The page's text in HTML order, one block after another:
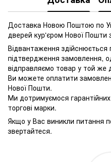
Доставка Новою Поштою по
дверей кур'єром Нової Пошти
Відвантаження
підтвердження замовлення,
відправляємо товар у той же
Ви можете оплатити
Нової Пошти.
Ми дотримуємося
торгові марки.
Якщо у Вас виникли питання
звертайтеся.